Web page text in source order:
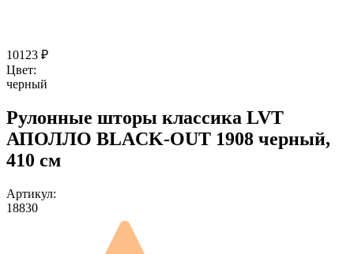
10123 ₽
Цвет:
черный
Рулонные шторы классика LVT
АПОЛЛО BLACK-OUT 1908 черный,
410 см
Артикул:
18830